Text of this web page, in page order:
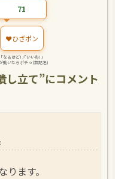
71
❤️ひざポン
｢なるほど!｣｢いいね!｣
動いたらポチっ(無記名)
し立て”にコメント
:
ます。